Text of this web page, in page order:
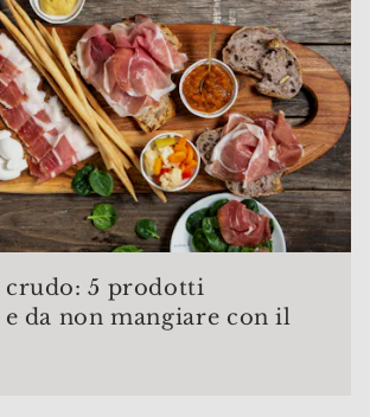
crudo: 5 prodotti
da non mangiare con il